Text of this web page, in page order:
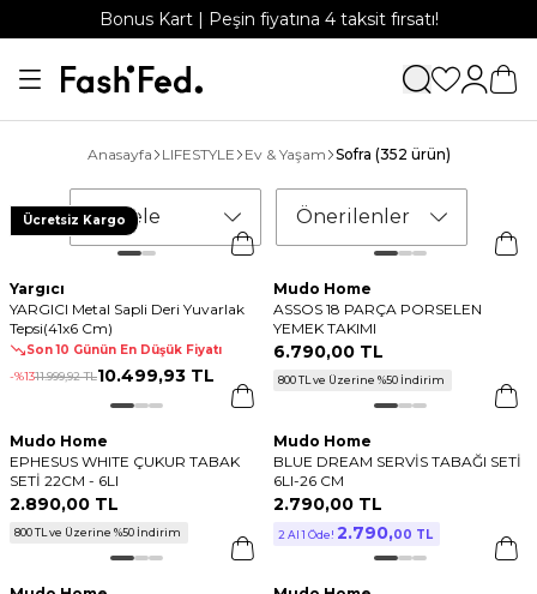
Bonus Kart | Peşin fiyatına 4 taksit fırsatı!
Anasayfa LIFESTYLE Ev & Yaşam Sofra (352 ürün)
Filtrele Önerilenler
Ücretsiz Kargo
Yargıcı
YARGICI Metal Sapli Deri Yuvarlak
Tepsi(41x6 Cm)
Son 10 Günün En Düşük Fiyatı
-%1311.999,92 TL10.499,93 TL
Mudo Home
ASSOS 18 PARÇA PORSELEN
YEMEK TAKIMI
6.790,00 TL
800 TL ve Üzerine %50 İndirim
Mudo Home
EPHESUS WHITE ÇUKUR TABAK
SETİ 22CM - 6LI
2.890,00 TL
800 TL ve Üzerine %50 İndirim
Mudo Home
BLUE DREAM SERVİS TABAĞI SETİ
6LI-26 CM
2.790,00 TL
2 Al 1 Öde! 2.790,00 TL